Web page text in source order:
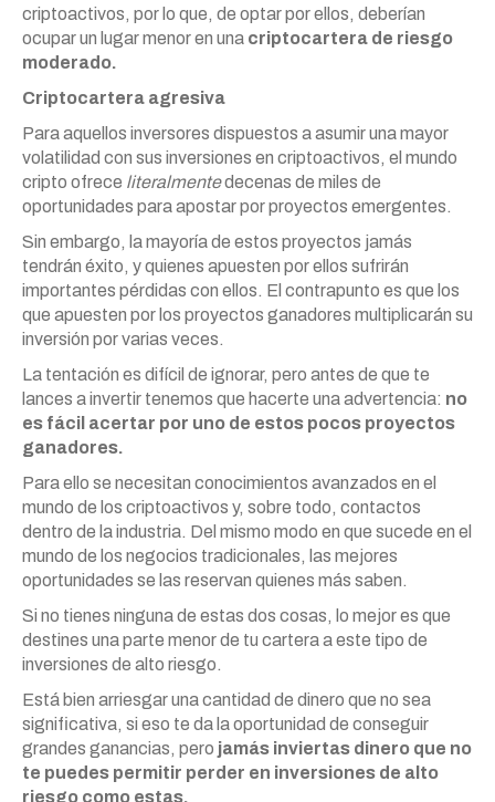
criptoactivos, por lo que, de optar por ellos, deberían
ocupar un lugar menor en una criptocartera de riesgo
moderado.
Criptocartera agresiva
Para aquellos inversores dispuestos a asumir una mayor
volatilidad con sus inversiones en criptoactivos, el mundo
cripto ofrece literalmentedecenas de miles de
oportunidades para apostar por proyectos emergentes.
Sin embargo, la mayoría de estos proyectos jamás
tendrán éxito, y quienes apuesten por ellos sufrirán
importantes pérdidas con ellos. El contrapunto es que los
que apuesten por los proyectos ganadores multiplicarán su
inversión por varias veces.
La tentación es difícil de ignorar, pero antes de que te
lances a invertir tenemos que hacerte una advertencia: no
es fácil acertar por uno de estos pocos proyectos
ganadores.
Para ello se necesitan conocimientos avanzados en el
mundo de los criptoactivos y, sobre todo, contactos
dentro de la industria. Del mismo modo en que sucede en el
mundo de los negocios tradicionales, las mejores
oportunidades se las reservan quienes más saben.
Si no tienes ninguna de estas dos cosas, lo mejor es que
destines una parte menor de tu cartera a este tipo de
inversiones de alto riesgo.
Está bien arriesgar una cantidad de dinero que no sea
significativa, si eso te da la oportunidad de conseguir
grandes ganancias, pero jamás inviertas dinero que no
te puedes permitir perder en inversiones de alto
riesgo como estas.